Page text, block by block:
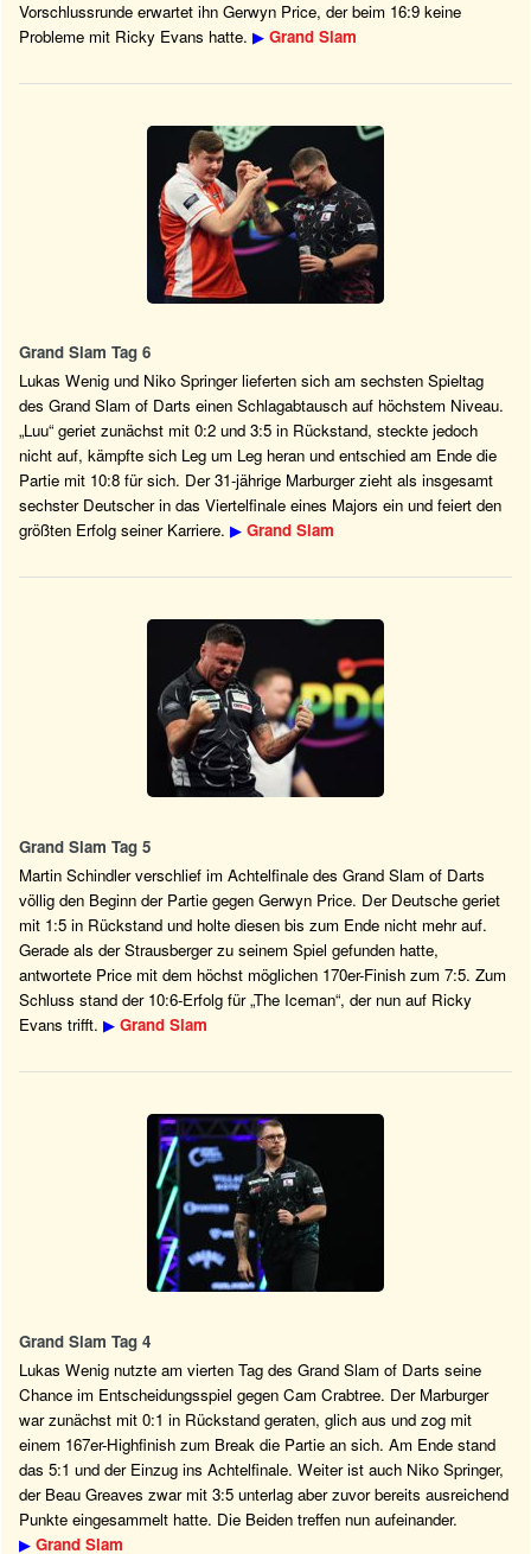
Vorschlussrunde erwartet ihn Gerwyn Price, der beim 16:9 keine
Probleme mit Ricky Evans hatte. ▶ Grand Slam
Grand Slam Tag 6
Lukas Wenig und Niko Springer lieferten sich am sechsten Spieltag
des Grand Slam of Darts einen Schlagabtausch auf höchstem Niveau.
„Luu“ geriet zunächst mit 0:2 und 3:5 in Rückstand, steckte jedoch
nicht auf, kämpfte sich Leg um Leg heran und entschied am Ende die
Partie mit 10:8 für sich. Der 31-jährige Marburger zieht als insgesamt
sechster Deutscher in das Viertelfinale eines Majors ein und feiert den
größten Erfolg seiner Karriere. ▶ Grand Slam
Grand Slam Tag 5
Martin Schindler verschlief im Achtelfinale des Grand Slam of Darts
völlig den Beginn der Partie gegen Gerwyn Price. Der Deutsche geriet
mit 1:5 in Rückstand und holte diesen bis zum Ende nicht mehr auf.
Gerade als der Strausberger zu seinem Spiel gefunden hatte,
antwortete Price mit dem höchst möglichen 170er-Finish zum 7:5. Zum
Schluss stand der 10:6-Erfolg für „The Iceman“, der nun auf Ricky
Evans trifft. ▶ Grand Slam
Grand Slam Tag 4
Lukas Wenig nutzte am vierten Tag des Grand Slam of Darts seine
Chance im Entscheidungsspiel gegen Cam Crabtree. Der Marburger
war zunächst mit 0:1 in Rückstand geraten, glich aus und zog mit
einem 167er-Highfinish zum Break die Partie an sich. Am Ende stand
das 5:1 und der Einzug ins Achtelfinale. Weiter ist auch Niko Springer,
der Beau Greaves zwar mit 3:5 unterlag aber zuvor bereits ausreichend
Punkte eingesammelt hatte. Die Beiden treffen nun aufeinander.
▶ Grand Slam